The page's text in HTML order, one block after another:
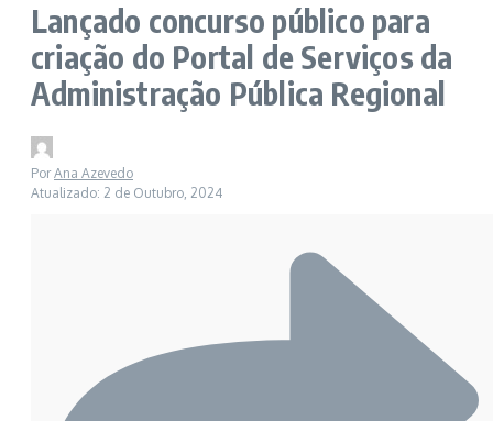
Lançado concurso público para
criação do Portal de Serviços da
Administração Pública Regional
PorAna Azevedo
Atualizado: 2 de Outubro, 2024